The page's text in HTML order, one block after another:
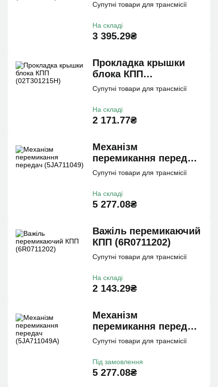
Супутні товари для трансмісії
3 395.29₴
На складі
Прокладка крышки
блока КПП
(02T301215H)
Супутні товари для трансмісії
2 171.77₴
На складі
Механiзм
перемикання передач
(5JA711049)
Супутні товари для трансмісії
5 277.08₴
На складі
Важiль перемикаючий
КПП (6R0711202)
Супутні товари для трансмісії
2 143.29₴
На складі
Механiзм
перемикання передач
(5JA711049A)
Супутні товари для трансмісії
5 277.08₴
Під замовлення